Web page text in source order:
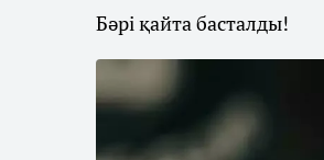
Бәрі қайта басталды!